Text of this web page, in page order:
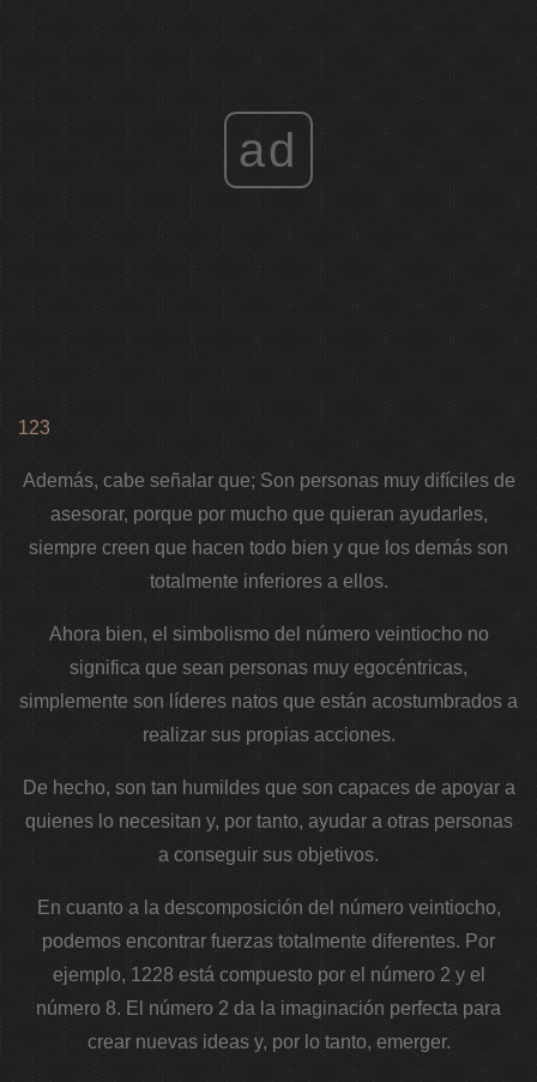
ad
123
Además, cabe señalar que; Son personas muy difíciles de
asesorar, porque por mucho que quieran ayudarles,
siempre creen que hacen todo bien y que los demás son
totalmente inferiores a ellos.
Ahora bien, el simbolismo del número veintiocho no
significa que sean personas muy egocéntricas,
simplemente son líderes natos que están acostumbrados a
realizar sus propias acciones.
De hecho, son tan humildes que son capaces de apoyar a
quienes lo necesitan y, por tanto, ayudar a otras personas
a conseguir sus objetivos.
En cuanto a la descomposición del número veintiocho,
podemos encontrar fuerzas totalmente diferentes. Por
ejemplo, 1228 está compuesto por el número 2 y el
número 8. El número 2 da la imaginación perfecta para
crear nuevas ideas y, por lo tanto, emerger.